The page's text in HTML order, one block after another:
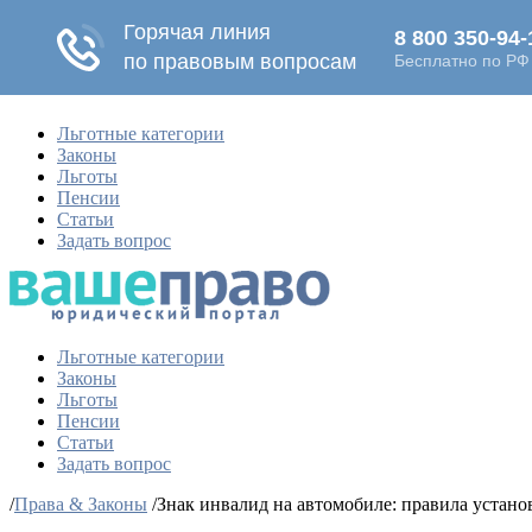
Льготные категории
Законы
Льготы
Пенсии
Статьи
Задать вопрос
Льготные категории
Законы
Льготы
Пенсии
Статьи
Задать вопрос
/Права & Законы /Знак инвалид на автомобиле: правила